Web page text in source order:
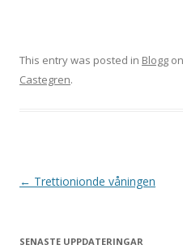
This entry was posted in Blogg on
Castegren.
Post
← Trettionionde våningen
SENASTE UPPDATERINGAR